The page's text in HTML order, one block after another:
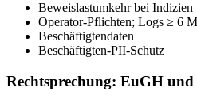
Beweislastumkehr bei Indizien
Operator-Pflichten; Logs ≥ 6
Beschäftigtendaten
Beschäftigten-PII-Schutz
Rechtsprechung: EuGH